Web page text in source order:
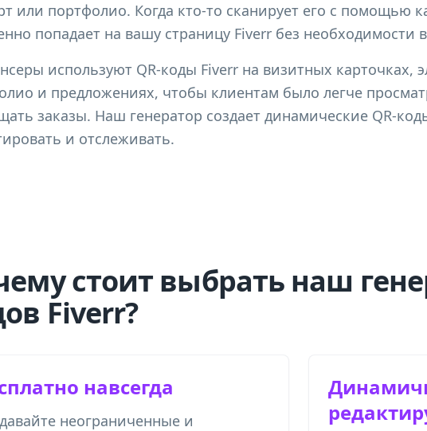
или портфолио. Когда кто-то сканирует его с помощью
попадает на вашу страницу Fiverr без необходимости
используют QR-коды Fiverr на визитных карточках,
и предложениях, чтобы клиентам было легче
заказы. Наш генератор создает динамические QR-
и отслеживать.
стоит выбрать наш
Fiverr?
навсегда
неограниченные и